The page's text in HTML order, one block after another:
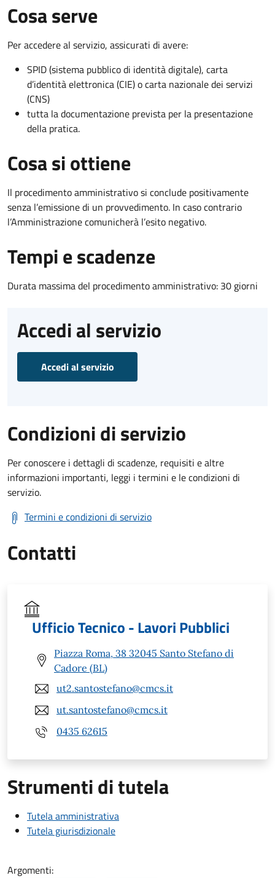
Cosa serve
Per accedere al servizio, assicurati di avere:
SPID (sistema pubblico di identità digitale), carta
d’identità elettronica (CIE) o carta nazionale dei servizi
(CNS)
tutta la documentazione prevista per la presentazione
della pratica.
Cosa si ottiene
Il procedimento amministrativo si conclude positivamente
senza l’emissione di un provvedimento. In caso contrario
l’Amministrazione comunicherà l’esito negativo.
Tempi e scadenze
Durata massima del procedimento amministrativo: 30 giorni
Accedi al servizio
Accedi al servizio
Condizioni di servizio
Per conoscere i dettagli di scadenze, requisiti e altre
informazioni importanti, leggi i termini e le condizioni di
servizio.
Termini e condizioni di servizio
Contatti
Ufficio Tecnico - Lavori Pubblici
Piazza Roma, 38 32045 Santo Stefano di
Cadore (BL)
ut2.santostefano@cmcs.it
ut.santostefano@cmcs.it
0435 62615
Strumenti di tutela
Tutela amministrativa
Tutela giurisdizionale
Argomenti: